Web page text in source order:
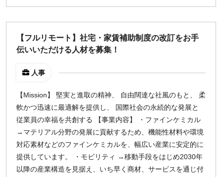
【フルリモート】社宅・家賃補助制度の改訂をお手
伝いいただける人材を募集！
人事
【Mission】 堅実と進取の精神、 自由闊達な社風のもと、 柔
軟かつ迅速に最適解を提供し、 国際社会の永続的な発展と
従業員の幸福を共創する 【事業内容】 ・ファインケミカル
→マテリアル分野の発展に貢献するため、機能性材料や環境
対応素材などのファインケミカルを、幅広い産業に安定的に
提供しています。 ・モビリティ →移動手段をはじめ2030年
以降の産業構造を見据え、いち早く商材、サービスを通じ付